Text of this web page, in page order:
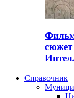
сюжет
Справочник